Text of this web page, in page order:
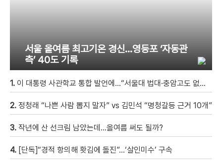
서울 올여름 최고기온 경신…영등포 ‘자동관
측’ 40도 기록
1. 이 대통령 사관학교 통합 발언에…“서울대 법대·충암고도 없애나”
2. 정청래 “나쁜 사람 뽑지 말자” vs 김민석 “명청갈등 근거 10개”
3. 작년에 산 선크림 남았는데…올여름 써도 될까?
4. [단독]“경적 항의해 홧김에 돌진”…‘살인미수’ 구속